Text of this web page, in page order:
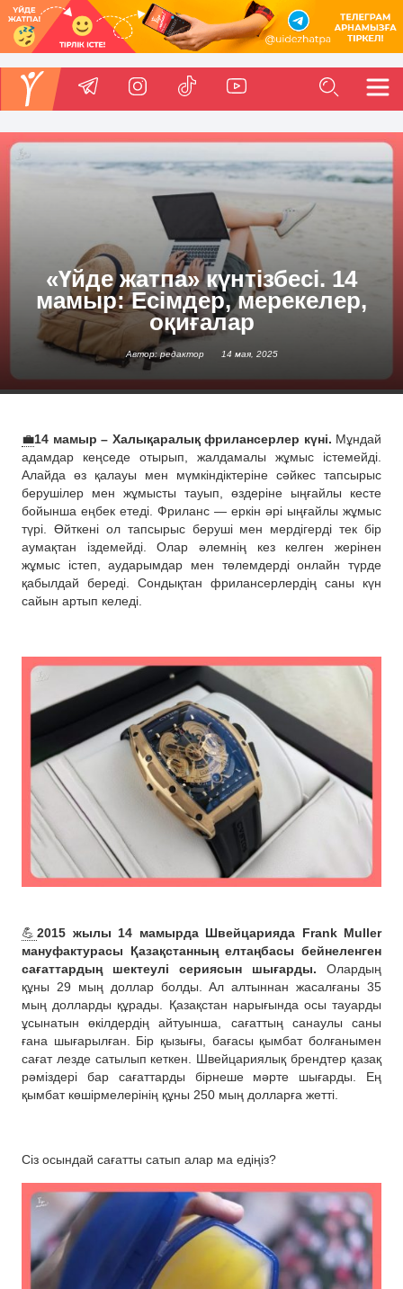
«Үйде жатпа» күнтізбесі. 14
мамыр: Есімдер, мерекелер,
оқиғалар
Автор: редактор 14 мая, 2025
💼14 мамыр – Халықаралық фрилансерлер күні. Мұндай
адамдар кеңседе отырып, жалдамалы жұмыс істемейді.
Алайда өз қалауы мен мүмкіндіктеріне сәйкес тапсырыс
берушілер мен жұмысты тауып, өздеріне ыңғайлы кесте
бойынша еңбек етеді. Фриланс — еркін әрі ыңғайлы жұмыс
түрі. Өйткені ол тапсырыс беруші мен мердігерді тек бір
аумақтан іздемейді. Олар әлемнің кез келген жерінен
жұмыс істеп, аударымдар мен төлемдерді онлайн түрде
қабылдай береді. Сондықтан фрилансерлердің саны күн
сайын артып келеді.
💪2015 жылы 14 мамырда Швейцарияда Frank Muller
мануфактурасы Қазақстанның елтаңбасы бейнеленген
сағаттардың шектеулі сериясын шығарды. Олардың
құны 29 мың доллар болды. Ал алтыннан жасалғаны 35
мың долларды құрады. Қазақстан нарығында осы тауарды
ұсынатын өкілдердің айтуынша, сағаттың санаулы саны
ғана шығарылған. Бір қызығы, бағасы қымбат болғанымен
сағат лезде сатылып кеткен. Швейцариялық брендтер қазақ
рәміздері бар сағаттарды бірнеше мәрте шығарды. Ең
қымбат көшірмелерінің құны 250 мың долларға жетті.
Сіз осындай сағатты сатып алар ма едіңіз?